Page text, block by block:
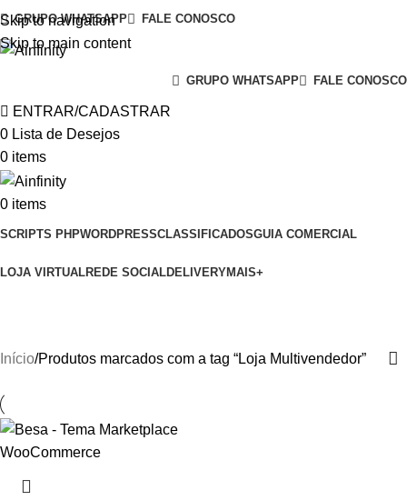
Skip to navigation
Skip to main content
GRUPO WHATSAPP FALE CONOSCO
GRUPO WHATSAPP FALE CONOSCO
ENTRAR/CADASTRAR
0 Lista de Desejos
0 items
0 items
SCRIPTS PHPWORDPRESSCLASSIFICADOSGUIA COMERCIAL
LOJA VIRTUALREDE SOCIALDELIVERYMAIS+
Início Produtos marcados com a tag “Loja Multivendedor”